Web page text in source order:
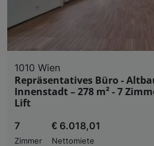
1010 Wien
Repräsentatives Büro -
Innenstadt – 278 m² - 7
Lift
7
Zimmer
€ 6.018,01
Nettomiete